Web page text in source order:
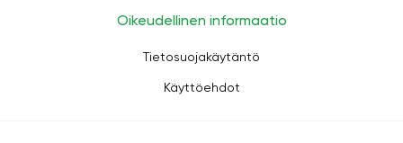
Oikeudellinen informaatio
Tietosuojakäytäntö
Käyttöehdot